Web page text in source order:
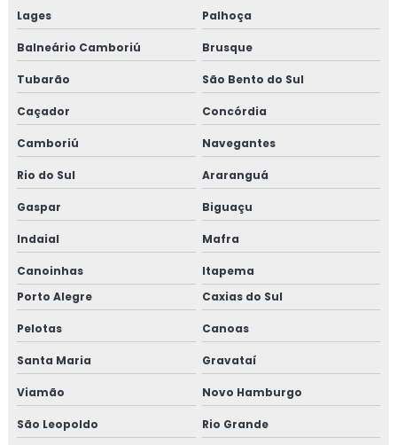
Lages Palhoça
Balneário Camboriú Brusque
Tubarão São Bento do Sul
Caçador Concórdia
Camboriú Navegantes
Rio do Sul Araranguá
Gaspar Biguaçu
Indaial Mafra
Canoinhas
Itapema
Porto Alegre
Caxias do Sul
Pelotas Canoas
Santa Maria Gravataí
Viamão Novo Hamburgo
São Leopoldo Rio Grande